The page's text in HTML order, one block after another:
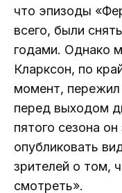
что эпизоды
всего, были
годами. Однако
Кларксон, по
момент, пережил
перед выходом
пятого сезона
опубликовать
зрителей о том,
смотреть».